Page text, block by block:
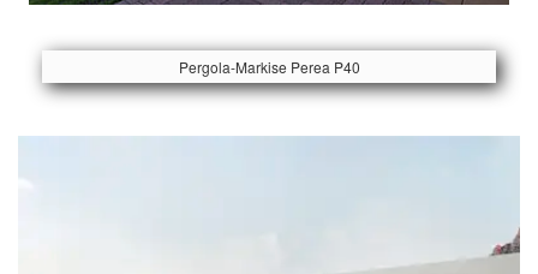
Pergola-Markise Perea P40